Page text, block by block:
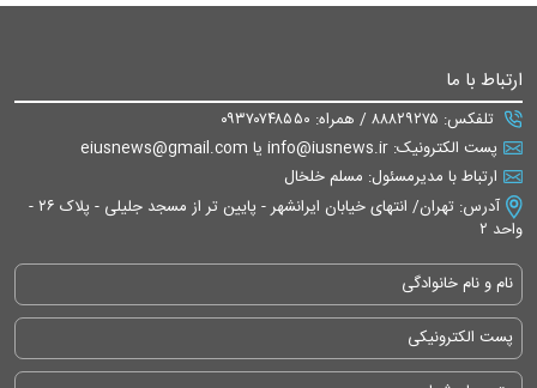
ارتباط با ما
تلفکس: ۸۸۸۲۹۲۷۵ / همراه: ۰۹۳۷۰۷۴۸۵۵۰
پست الکترونیک: info@iusnews.ir یا eiusnews@gmail.com
ارتباط با مدیرمسئول: مسلم خلخال
آدرس: تهران/ انتهای خیابان ایرانشهر - پایین تر از مسجد جلیلی - پلاک ۲۶ -
واحد ۲